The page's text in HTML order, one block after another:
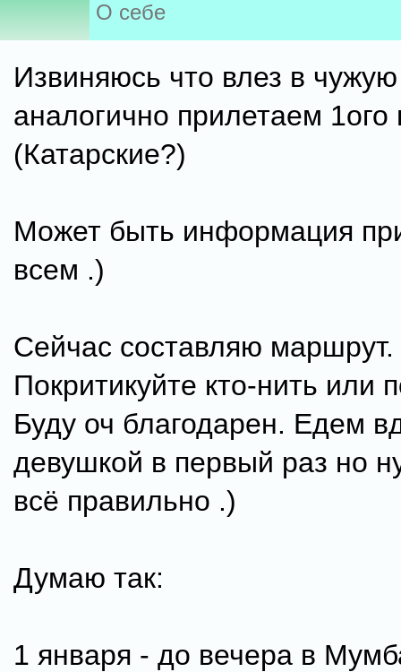
О себе
Извиняюсь что влез в
аналогично прилетаем
(Катарские?)
Может быть информация
всем .)
Сейчас составляю маршрут.
Покритикуйте кто-нить или
Буду оч благодарен. Едем
девушкой в первый раз но
всё правильно .)
Думаю так:
1 января - до вечера в